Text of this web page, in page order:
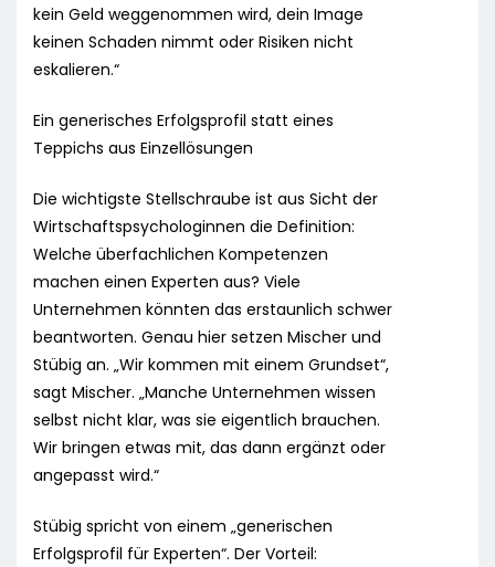
kein Geld weggenommen wird, dein Image
keinen Schaden nimmt oder Risiken nicht
eskalieren.“
Ein generisches Erfolgsprofil statt eines
Teppichs aus Einzellösungen
Die wichtigste Stellschraube ist aus Sicht der
Wirtschaftspsychologinnen die Definition:
Welche überfachlichen Kompetenzen
machen einen Experten aus? Viele
Unternehmen könnten das erstaunlich schwer
beantworten. Genau hier setzen Mischer und
Stübig an. „Wir kommen mit einem Grundset“,
sagt Mischer. „Manche Unternehmen wissen
selbst nicht klar, was sie eigentlich brauchen.
Wir bringen etwas mit, das dann ergänzt oder
angepasst wird.“
Stübig spricht von einem „generischen
Erfolgsprofil für Experten“. Der Vorteil: